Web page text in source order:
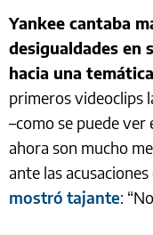
Yankee cantaba
desigualdades en
hacia una
primeros videoclips
–como se puede ver
ahora son mucho
ante las
mostró tajante: